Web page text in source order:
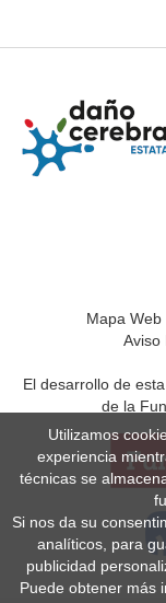
Mapa Web
Aviso
El desarrollo de
de la
Utilizamos
experiencia
técnicas se
Si nos da su
analíticos, para
publicidad
Puede obtener más